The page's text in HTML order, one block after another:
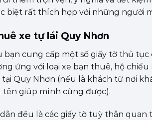
biệt rất thích hợp với những người
xe tự lái Quy Nhơn
cung cấp một số giấy tờ thủ tục
ứng với loại xe bạn thuê, hộ
tại Quy Nhơn (nếu là khách từ nơi
tên giúp mình cũng được).
đều là các giấy tờ tuỳ thân quan